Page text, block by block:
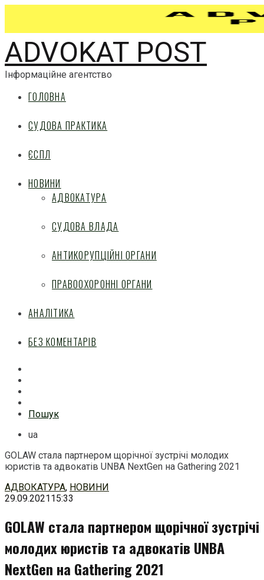
ADVOKAT POST
Інформаційне агентство
ГОЛОВНА
СУДОВА ПРАКТИКА
ЄСПЛ
НОВИНИ
АДВОКАТУРА
СУДОВА ВЛАДА
АНТИКОРУПЦІЙНІ ОРГАНИ
ПРАВООХОРОННІ ОРГАНИ
АНАЛІТИКА
БЕЗ КОМЕНТАРІВ
Пошук
ua
GOLAW стала партнером щорічної зустрічі молодих
юристів та адвокатів UNBA NextGen на Gathering 2021
Перейти
до
АДВОКАТУРА, НОВИНИ
29.09.202115:33
GOLAW стала партнером щорічної зустрічі
молодих юристів та адвокатів UNBA
NextGen на Gathering 2021